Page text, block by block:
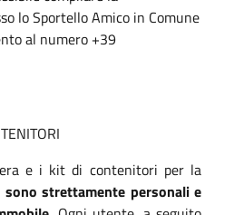
lo Sportello Amico in Comune
al numero +39
e i kit di contenitori per la
sono strettamente personali e